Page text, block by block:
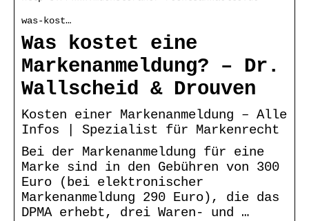
was-kost…
Was kostet eine
Markenanmeldung? – Dr.
Wallscheid & Drouven
Kosten einer Markenanmeldung – Alle
Infos | Spezialist für Markenrecht
Bei der Markenanmeldung für eine
Marke sind in den Gebühren von 300
Euro (bei elektronischer
Markenanmeldung 290 Euro), die das
DPMA erhebt, drei Waren- und …